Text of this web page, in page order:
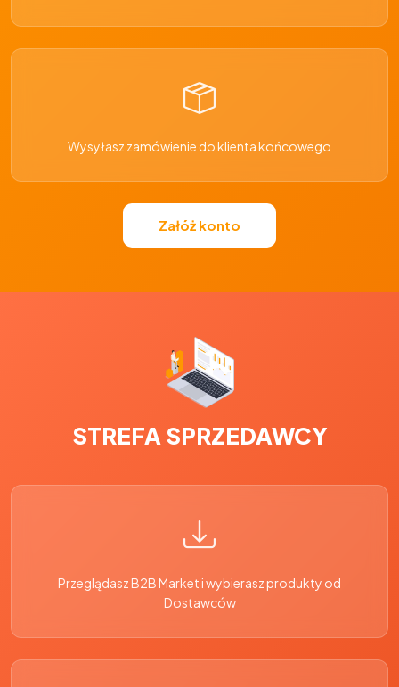
Wysyłasz zamówienie do klienta końcowego
Załóż konto
STREFA SPRZEDAWCY
Przeglądasz B2B Market i wybierasz produkty od
Dostawców